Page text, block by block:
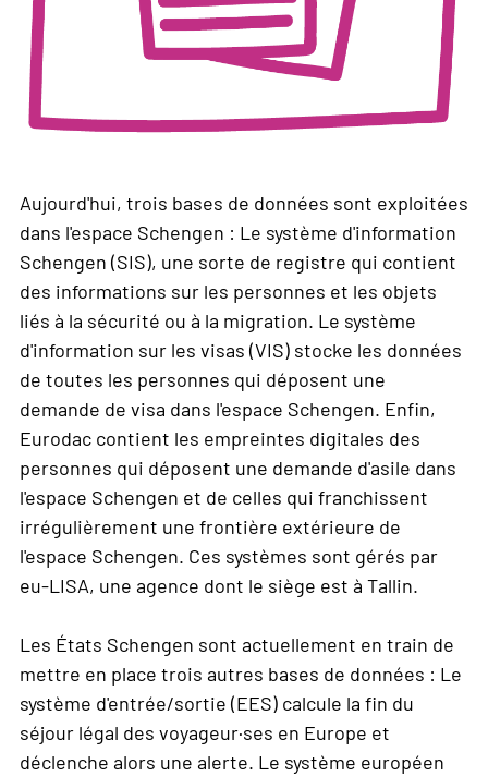
Aujourd'hui, trois bases de données sont exploitées
dans l'espace Schengen : Le système d'information
Schengen (SIS), une sorte de registre qui contient
des informations sur les personnes et les objets
liés à la sécurité ou à la migration. Le système
d'information sur les visas (VIS) stocke les données
de toutes les personnes qui déposent une
demande de visa dans l'espace Schengen. Enfin,
Eurodac contient les empreintes digitales des
personnes qui déposent une demande d'asile dans
l'espace Schengen et de celles qui franchissent
irrégulièrement une frontière extérieure de
l'espace Schengen. Ces systèmes sont gérés par
eu-LISA, une agence dont le siège est à Tallin.
Les États Schengen sont actuellement en train de
mettre en place trois autres bases de données : Le
système d'entrée/sortie (EES) calcule la fin du
séjour légal des voyageur·ses en Europe et
déclenche alors une alerte. Le système européen